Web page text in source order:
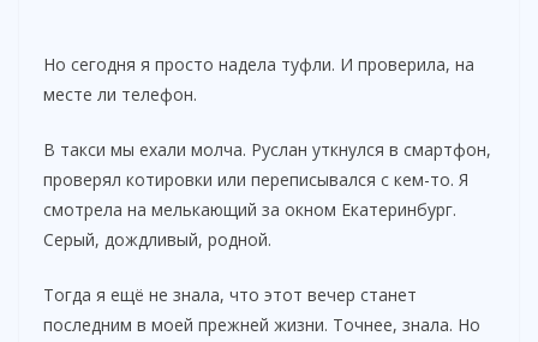
Но сегодня я просто надела туфли. И проверила, на
месте ли телефон.
В такси мы ехали молча. Руслан уткнулся в смартфон,
проверял котировки или переписывался с кем-то. Я
смотрела на мелькающий за окном Екатеринбург.
Серый, дождливый, родной.
Тогда я ещё не знала, что этот вечер станет
последним в моей прежней жизни. Точнее, знала. Но